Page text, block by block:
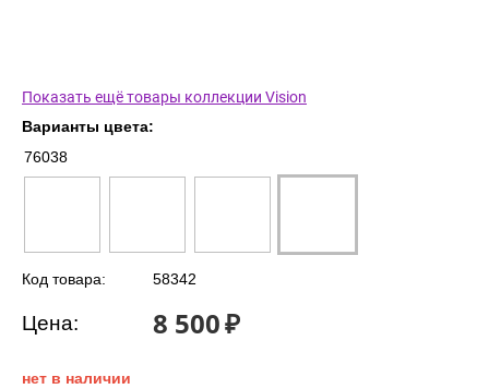
Показать ещё товары коллекции Vision
Варианты цвета:
76038
Код товара: 58342
Цена: 8 500₽
нет в наличии